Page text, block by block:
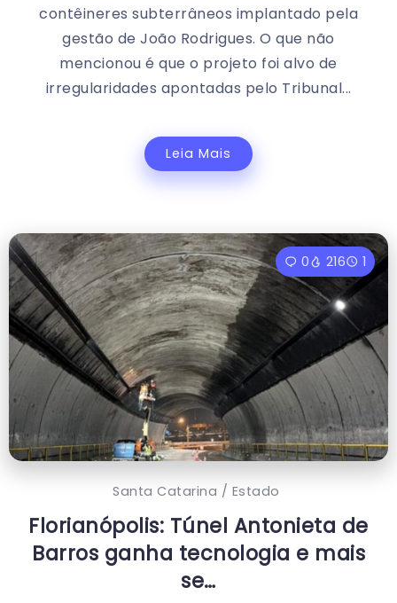
contêineres subterrâneos implantado pela
gestão de João Rodrigues. O que não
mencionou é que o projeto foi alvo de
irregularidades apontadas pelo Tribunal...
Leia Mais
0 216 1
Santa Catarina / Estado
Florianópolis: Túnel Antonieta de
Barros ganha tecnologia e mais
se…